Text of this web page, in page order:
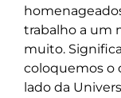
trabalho a um
muito.
coloquemos o
lado da